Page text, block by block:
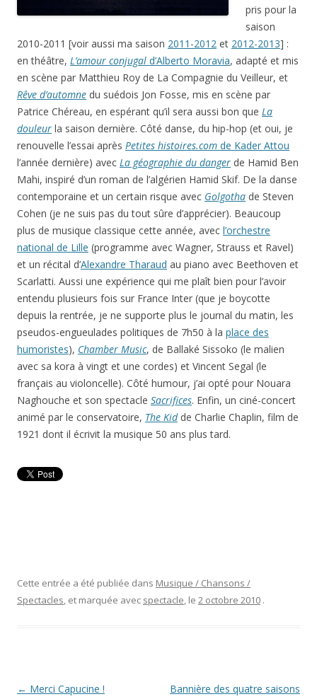
pris pour la
saison
2010-2011 [voir aussi ma saison 2011-2012 et 2012-2013] :
en théâtre, L’amour conjugal d’Alberto Moravia, adapté et mis
en scène par Matthieu Roy de La Compagnie du Veilleur, et
Rêve d’automne du suédois Jon Fosse, mis en scène par
Patrice Chéreau, en espérant qu’il sera aussi bon que La
douleur la saison dernière. Côté danse, du hip-hop (et oui, je
renouvelle l’essai après Petites histoires.com de Kader Attou
l’année dernière) avec La géographie du danger de Hamid Ben
Mahi, inspiré d’un roman de l’algérien Hamid Skif. De la danse
contemporaine et un certain risque avec Golgotha de Steven
Cohen (je ne suis pas du tout sûre d’apprécier). Beaucoup
plus de musique classique cette année, avec l’orchestre
national de Lille (programme avec Wagner, Strauss et Ravel)
et un récital d’Alexandre Tharaud au piano avec Beethoven et
Scarlatti. Aussi une expérience qui me plaît bien pour l’avoir
entendu plusieurs fois sur France Inter (que je boycotte
depuis la rentrée, je ne supporte plus le journal du matin, les
pseudos-engueulades politiques de 7h50 à la place des
humoristes), Chamber Music, de Ballaké Sissoko (le malien
avec sa kora à vingt et une cordes) et Vincent Segal (le
français au violoncelle). Côté humour, j’ai opté pour Nouara
Naghouche et son spectacle Sacrifices. Enfin, un ciné-concert
animé par le conservatoire, The Kidde Charlie Chaplin, film de
1921 dont il écrivit la musique 50 ans plus tard.
Cette entrée a été publiée dans Musique / Chansons /
Spectacles, et marquée avec spectacle, le 2 octobre 2010 .
Navigation
← Merci Capucine !
Bannière des quatre saisons